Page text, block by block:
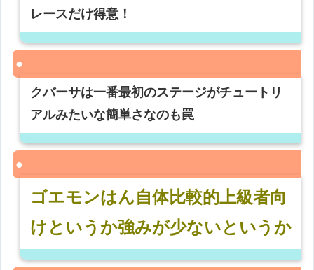
レースだけ得意！
クバーサは一番最初のステージがチュートリ
アルみたいな簡単さなのも罠
ゴエモンはん自体比較的上級者向
けというか強みが少ないというか